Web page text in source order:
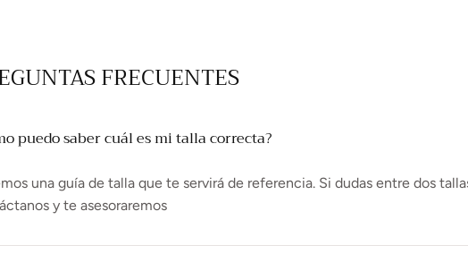
FRECUENTES
puedo saber cuál es mi talla correcta?
una guía de talla que te servirá de referencia. Si dudas entre dos
y te asesoraremos